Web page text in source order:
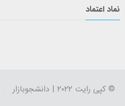
نماد اعتماد
© کپی رایت ۲۰۲۲ | دانشجوبازار